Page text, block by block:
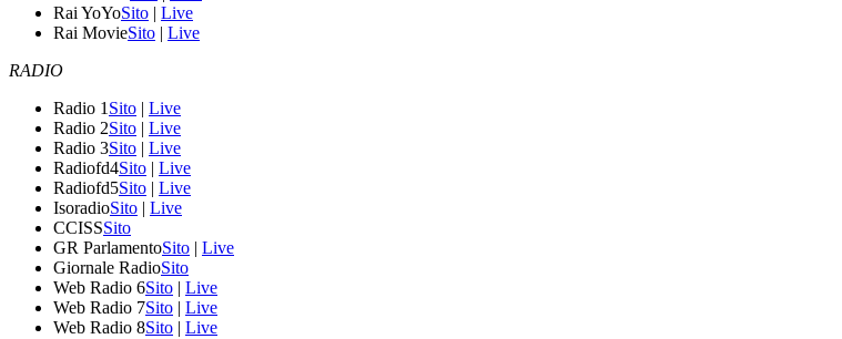
Rai YoYoSito | Live
Rai MovieSito | Live
RADIO
Radio 1 Sito | Live
Radio 2Sito | Live
Radio 3Sito | Live
Radiofd4Sito | Live
Radiofd5Sito | Live
IsoradioSito | Live
CCISSSito
GR ParlamentoSito | Live
Giornale RadioSito
Web Radio 6Sito | Live
Web Radio 7Sito | Live
Web Radio 8Sito | Live